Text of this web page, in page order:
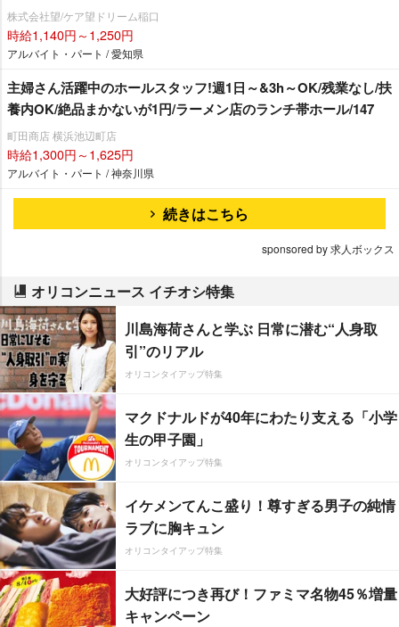
株式会社望/ケア望ドリーム稲口
時給1,140円～1,250円
アルバイト・パート / 愛知県
主婦さん活躍中のホールスタッフ!週1日～&3h～OK/残業なし/扶
養内OK/絶品まかないが1円/ラーメン店のランチ帯ホール/147
町田商店 横浜池辺町店
時給1,300円～1,625円
アルバイト・パート / 神奈川県
続きはこちら
sponsored by 求人ボックス
オリコンニュース イチオシ特集
川島海荷さんと学ぶ 日常に潜む“人身取
引”のリアル
オリコンタイアップ特集
マクドナルドが40年にわたり支える「小学
生の甲子園」
オリコンタイアップ特集
イケメンてんこ盛り！尊すぎる男子の純情
ラブに胸キュン
オリコンタイアップ特集
大好評につき再び！ファミマ名物45％増量
キャンペーン